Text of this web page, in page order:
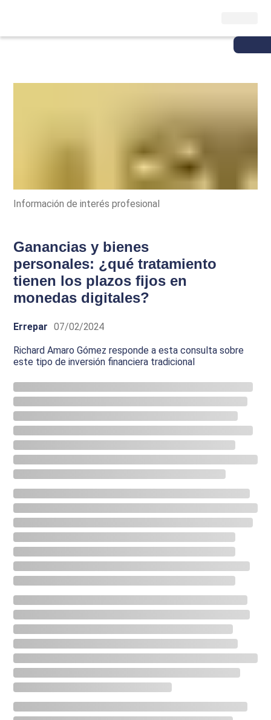
Información de interés profesional
Ganancias y bienes
personales: ¿qué tratamiento
tienen los plazos fijos en
monedas digitales?
Errepar 07/02/2024
Richard Amaro Gómez responde a esta consulta sobre
este tipo de inversión financiera tradicional